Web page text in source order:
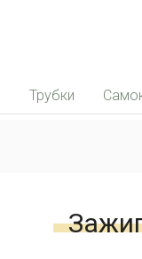
Трубки